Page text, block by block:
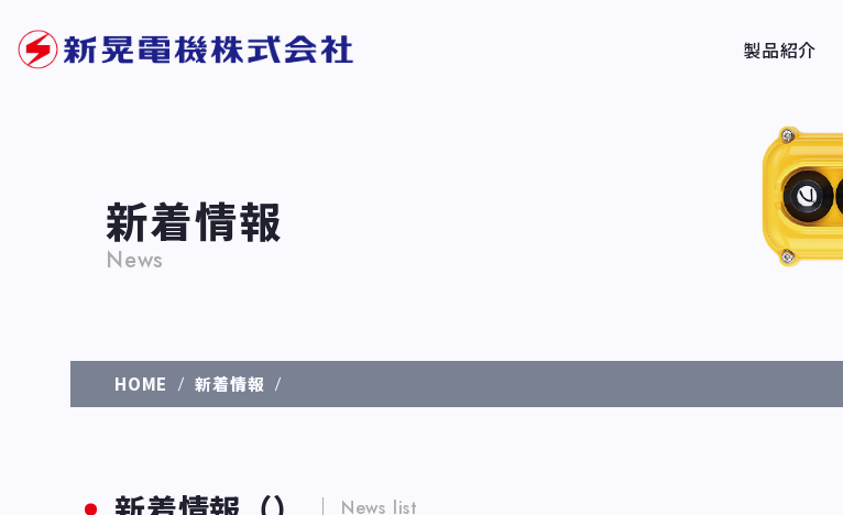
製品紹介
エレカット
SDMレールシステム
ケーブルハンガー
新着情報
News
HOME 新着情報
News list